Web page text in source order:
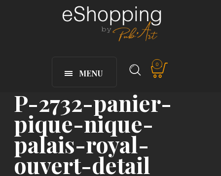
MENU
0
P-2732-panier-
pique-nique-
palais-royal-
ouvert-detail